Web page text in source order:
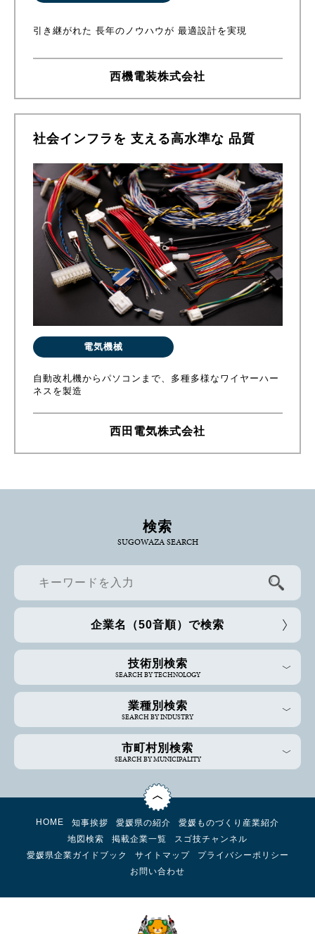
引き継がれた 長年のノウハウが 最適設計を実現
西機電装株式会社
社会インフラを 支える高水準な 品質
電気機械
自動改札機からパソコンまで、多種多様なワイヤーハー
ネスを製造
西田電気株式会社
検索
SUGOWAZA SEARCH
企業名（50音順）で検索
技術別検索
SEARCH BY TECHNOLOGY
業種別検索
SEARCH BY INDUSTRY
市町村別検索
SEARCH BY MUNICIPALITY
HOME 知事挨拶 愛媛県の紹介
愛媛ものづくり産業紹介
地図検索
掲載企業一覧
スゴ技チャンネル
愛媛県企業ガイドブック
サイトマップ
プライバシーポリシー
お問い合わせ